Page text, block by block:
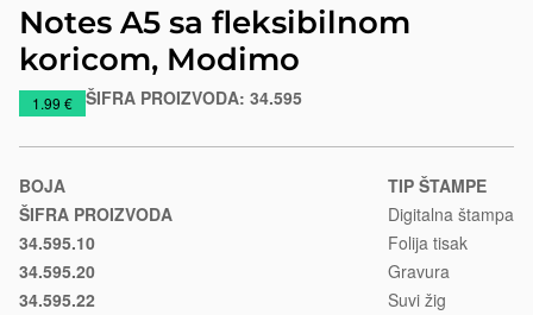
Notes A5 sa fleksibilnom
koricom, Modimo
https://www.macinkovic.rs/reklamni-
sa-
fleksibilnom-
koricom-
modimo
1.99 € ŠIFRA PROIZVODA: 34.595
BOJA
ŠIFRA PROIZVODA
Crna
34.595.10
Plava
34.595.20
Svetlo
34.595.22
TIP ŠTAMPE
Digitalna štampa
Folija tisak
Gravura
Suvi žig